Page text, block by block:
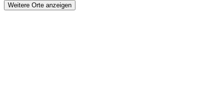
Weitere Orte anzeigen